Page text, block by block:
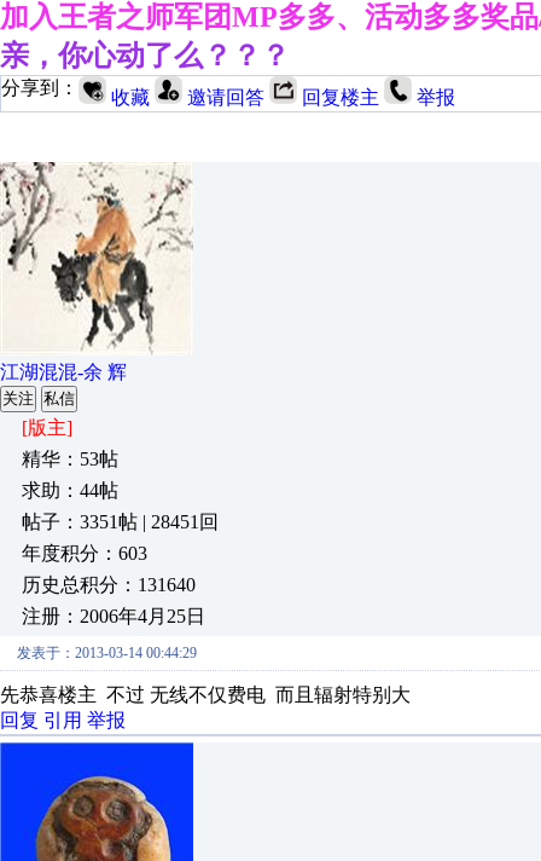
加入王者之师军团MP多多、活动多多奖
亲，你心动了么？？？
分享到： 收藏 邀请回答 回复楼主 举报
江湖混混-余 辉
关注 私信
[版主]
精华：53帖
求助：44帖
帖子：3351帖 | 28451回
年度积分：603
历史总积分：131640
注册：2006年4月25日
发表于：2013-03-14 00:44:29
先恭喜楼主 不过 无线不仅费电 而且辐射特别大
回复 引用 举报